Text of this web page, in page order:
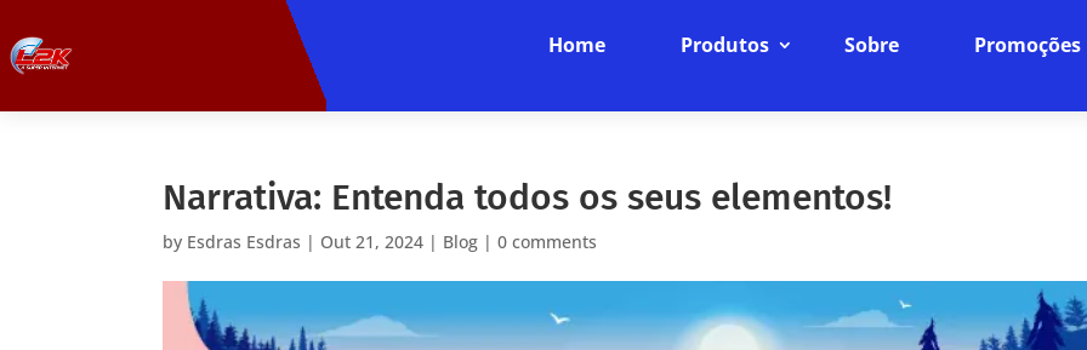
Home Produtos Sobre Promoções
Narrativa: Entenda todos os seus elementos!
by Esdras Esdras | Out 21, 2024 | Blog |0 comments